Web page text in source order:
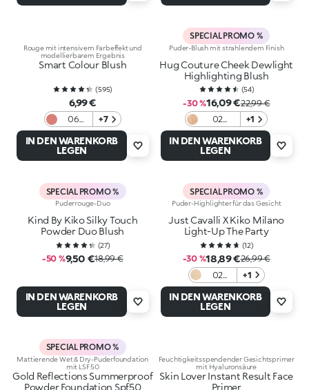
Rouge mit intensivem Farbeffekt und
modellierbarem Ergebnis
Smart Colour Blush
(595)
6,99 €
06
Mauve
+7
IN DEN WARENKORB
LEGEN
SPECIAL PROMO %
Puder-Blush mit strahlendem Finish
Hug Couture Cheek Dewlight
Highlighting Blush
(54)
-30 %16,09 €22,99 €
02
Caramel
Caress
+1
IN DEN WARENKORB
LEGEN
SPECIAL PROMO %
Puderrouge-Duo
Kind By Kiko Silky Touch
Powder Duo Blush
(27)
-50 %9,50 €18,99 €
IN DEN WARENKORB
LEGEN
SPECIAL PROMO %
Puder-Highlighter für das Gesicht
Just Cavalli X Kiko Milano
Light-Up The Party
(12)
-30 %18,89 €26,99 €
02
Jungle
Glow
+1
IN DEN WARENKORB
LEGEN
SPECIAL PROMO %
Mattierende Wet & Dry-Puderfoundation
mit LSF 50
Gold Reflections Summerproof
Powder Foundation Spf50
Feuchtigkeitsspendender Gesichtsprimer
mit Hyaluronsäure
Skin Lover Instant Result Face
Primer